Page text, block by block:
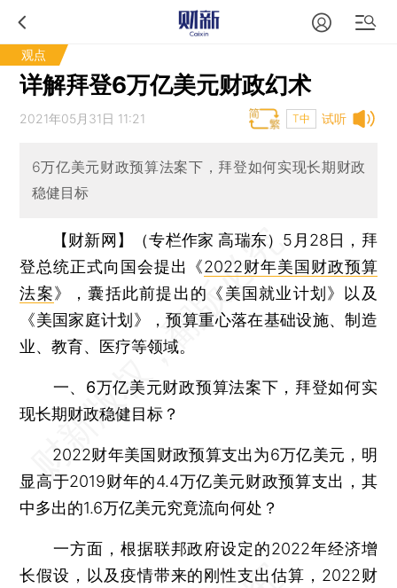
观点
详解拜登6万亿美元财政幻术
试听
2021年05月31日 11:21 T中
6万亿美元财政预算法案下，拜登如何实现长期财政
稳健目标
【财新网】（专栏作家 高瑞东） 5月28日，拜
登总统正式向国会提出《2022财年美国财政预算
法案》，囊括此前提出的《美国就业计划》以及
《美国家庭计划》，预算重心落在基础设施、制造
业、教育、医疗等领域。
一、6万亿美元财政预算法案下，拜登如何实
现长期财政稳健目标？
2022财年美国财政预算支出为6万亿美元，明
显高于2019财年的4.4万亿美元财政预算支出，其
中多出的1.6万亿美元究竟流向何处？
一方面，根据联邦政府设定的2022年经济增
长假设，以及疫情带来的刚性支出估算，2022财